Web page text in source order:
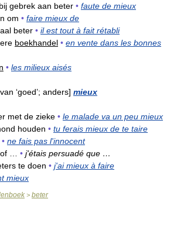
bij gebrek aan beter • faute de mieux
om • faire mieux de
beter • il est tout à fait rétabli
boekhandel • en vente dans les bonnes
• les milieux aisés
‘goed’; anders] mieux
met de zieke • le malade va un peu mieux
houden • tu ferais mieux de te taire
• ne fais pas l'innocent
… • j'étais persuadé que …
te doen • j'ai mieux à faire
mieux
> beter